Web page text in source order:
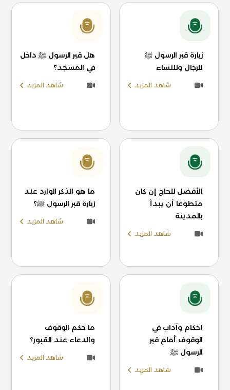
زيارة قبر الرسول ﷺ
للرجال وللنساء
شاهد المزيد
هل قبر الرسول ﷺ داخل
في المسجد؟
شاهد المزيد
الأفضل للحاج إن كان
متطوعا أن يبدأ
بالمدينة
شاهد المزيد
ما هو الذكر الوارد عند
زيارة قبر الرسول ﷺ؟
شاهد المزيد
أحكام وآداب في
الوقوف أمام قبر
الرسول ﷺ
شاهد المزيد
ما حكم الوقوف
والدعاء عند القبور؟
شاهد المزيد